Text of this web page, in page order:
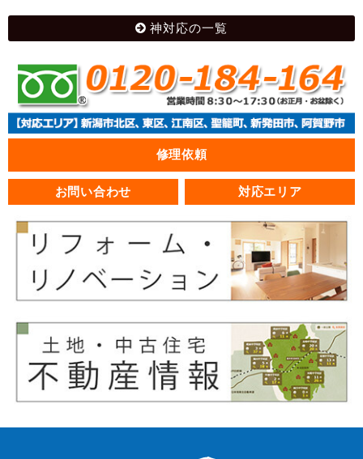
神対応の一覧
修理依頼
お問い合わせ 対応エリア